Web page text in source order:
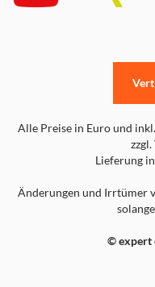
Alle Preise in Euro und
Lieferung
Änderungen und Irrtümer
© expert